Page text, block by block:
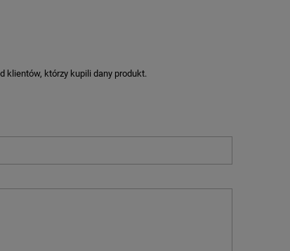
klientów, którzy kupili dany produkt.